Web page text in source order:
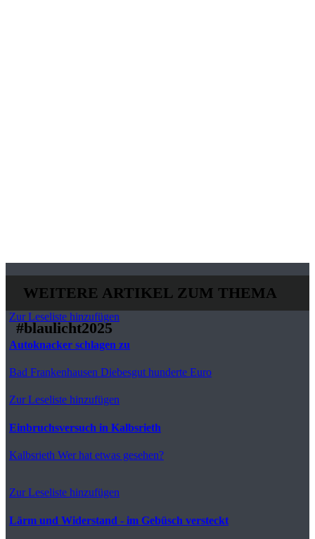
WEITERE ARTIKEL ZUM THEMA
#blaulicht2025
Zur Leseliste hinzufügen
Autoknacker schlagen zu
Bad Frankenhausen Diebesgut hunderte Euro
Zur Leseliste hinzufügen
Einbruchsversuch in Kalbsrieth
Kalbsrieth Wer hat etwas gesehen?
Zur Leseliste hinzufügen
Lärm und Widerstand - im Gebüsch versteckt